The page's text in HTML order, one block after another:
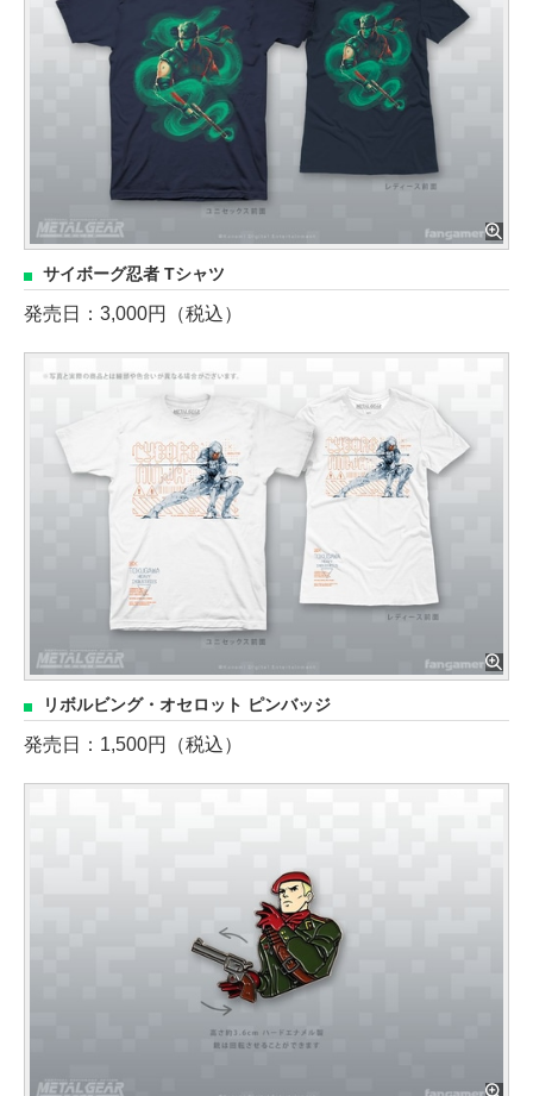
サイボーグ忍者 Tシャツ
発売日：3,000円（税込）
リボルビング・オセロット ピンバッジ
発売日：1,500円（税込）